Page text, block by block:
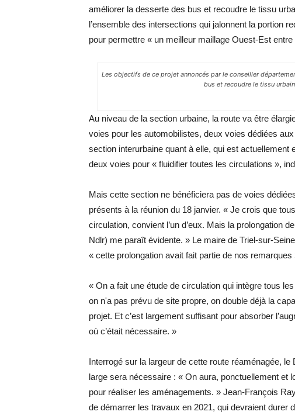
améliorer la desserte des bus et recoudre le tissu
l’ensemble des intersections qui jalonnent la portion
pour permettre « un meilleur maillage Ouest-Est
Les objectifs de ce projet annoncés par le conseiller
bus et recoudre le tissu
Au niveau de la section urbaine, la route va être
voies pour les automobilistes, deux voies dédiées
section interurbaine quant à elle, qui est
deux voies pour « fluidifier toutes les circulations »,
Mais cette section ne bénéficiera pas de voies
présents à la réunion du 18 janvier. « Je crois que
circulation, convient l’un d’eux. Mais la prolongation
Ndlr) me paraît évidente. » Le maire de Triel-sur-
« cette prolongation avait fait partie de nos remarques
« On a fait une étude de circulation qui intègre tous
on n'a pas prévu de site propre, on double déjà la
projet. Et c’est largement suffisant pour absorber
où c’était nécessaire. »
Interrogé sur la largeur de cette route réaménagée,
large sera nécessaire : « On aura, ponctuellement et
pour réaliser les aménagements. » Jean-François
de démarrer les travaux en 2021, qui devraient durer